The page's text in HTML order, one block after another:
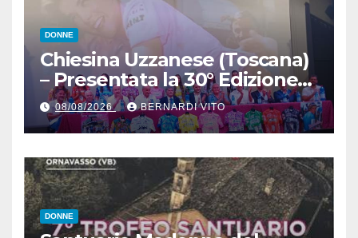
DONNE
Chiesina Uzzanese (Toscana)
– Presentata la 30° Edizione
del Giro della Toscana
Femminile : Si disputerà dal
27 al 30 Agosto 2026
08/08/2026 BERNARDI VITO
DONNE